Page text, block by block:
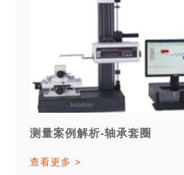
测量案例解析-轴承套圈
查看更多 >